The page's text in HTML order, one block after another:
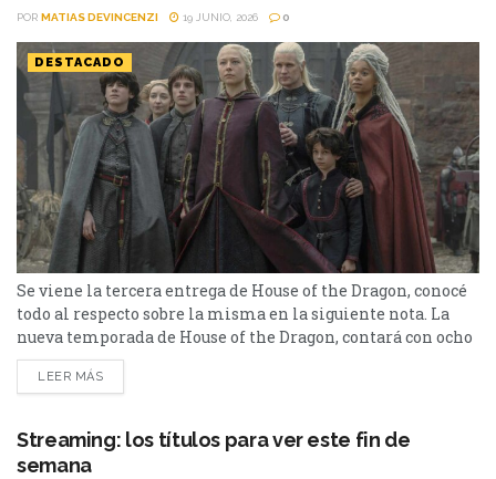
POR MATIAS DEVINCENZI 19 JUNIO, 2026 0
DESTACADO
Se viene la tercera entrega de House of the Dragon, conocé
todo al respecto sobre la misma en la siguiente nota. La
nueva temporada de House of the Dragon, contará con ocho
episodios que se emitirán semanalmente, y está previsto
que finalice el 9 de agosto. Basada en “Fuego y Sangre” de
LEER MÁS
Streaming: los títulos para ver este fin de
semana